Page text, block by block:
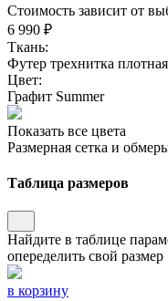
Стоимость зависит от
6 990 ₽
Ткань:
Футер трехнитка плотная
Цвет:
Графит Summer
Показать все цвета
Размерная сетка и
Таблица размеров
Найдите в таблице
опеределить свой размер
в корзину